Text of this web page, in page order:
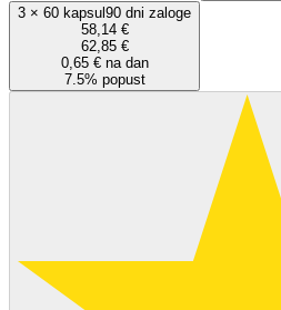
3 × 60 kapsul 90 dni zaloge
58,14 €
62,85 €
0,65 € na dan
7.5% popust